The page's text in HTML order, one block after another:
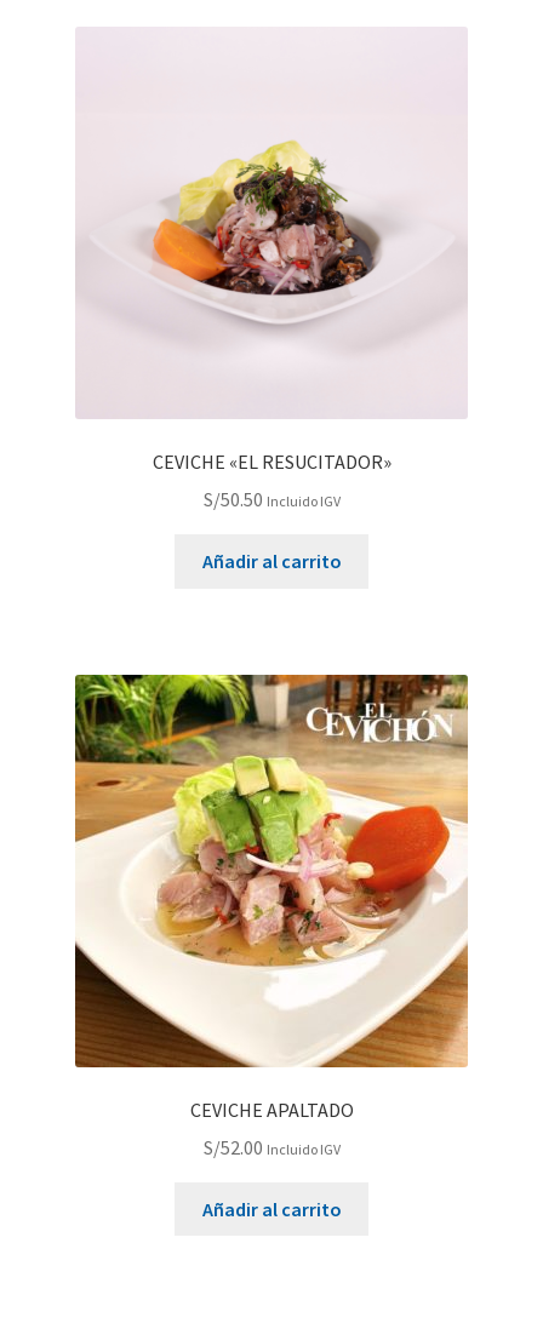
CEVICHE «EL RESUCITADOR»
S/50.50 Incluido IGV
Añadir al carrito
CEVICHE APALTADO
S/52.00 Incluido IGV
Añadir al carrito